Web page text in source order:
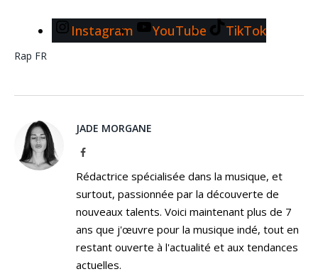
Instagram YouTube TikTok
Rap FR
JADE MORGANE
Facebook
Rédactrice spécialisée dans la musique, et
surtout, passionnée par la découverte de
nouveaux talents. Voici maintenant plus de 7
ans que j'œuvre pour la musique indé, tout en
restant ouverte à l'actualité et aux tendances
actuelles.